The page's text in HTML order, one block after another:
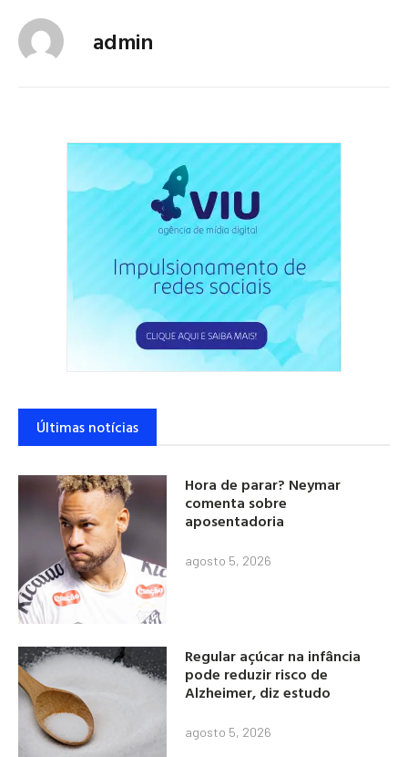
admin
Últimas notícias
Hora de parar? Neymar
comenta sobre
aposentadoria
agosto 5, 2026
Regular açúcar na infância
pode reduzir risco de
Alzheimer, diz estudo
agosto 5, 2026